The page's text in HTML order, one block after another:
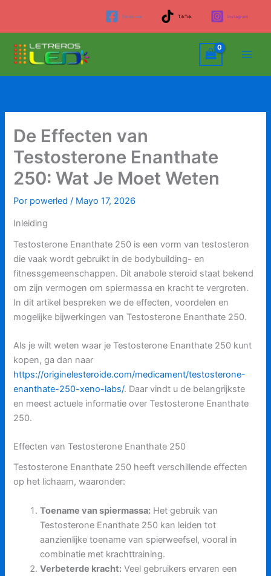
contenido
Facebook TikTok Instagram
De Effecten van
Testosterone Enanthate
250: Wat Je Moet Weten
Por powerled/ Mayo 17, 2026
Inleiding
Testosterone Enanthate 250 is een vorm van testosteron
die vaak wordt gebruikt in de bodybuilding- en
fitnessgemeenschappen. Dit anabole steroid staat bekend
om zijn vermogen om spiermassa en kracht te vergroten.
In dit artikel bespreken we de effecten, voordelen en
mogelijke bijwerkingen van Testosterone Enanthate 250.
Als je wilt weten waar je Testosterone Enanthate 250 kunt
kopen, ga dan naar
https://originelesteroide.com/medicament/testosterone-
enanthate-250-xeno-labs/. Daar vindt u de belangrijkste
en meest actuele informatie over Testosterone Enanthate
250.
Effecten van Testosterone Enanthate 250
Testosterone Enanthate 250 heeft verschillende effecten
op het lichaam, waaronder:
Toename van spiermassa: Het gebruik van
Testosterone Enanthate 250 kan leiden tot
aanzienlijke toename van spierweefsel, vooral in
combinatie met krachttraining.
Verbeterde kracht: Veel gebruikers ervaren een